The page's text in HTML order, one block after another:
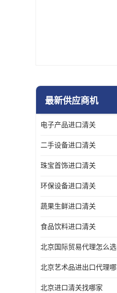
最新供应商机
电子产品进口清关
二手设备进口清关
珠宝首饰进口清关
环保设备进口清关
蔬果生鲜进口清关
食品饮料进口清关
北京国际贸易代理怎么选
北京艺术品进出口代理
北京进口清关找哪家